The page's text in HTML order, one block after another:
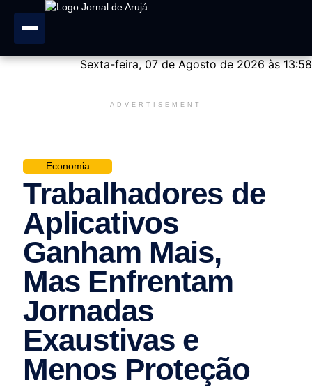
Sexta-feira, 07 de Agosto de 2026 às 13:58
ADVERTISEMENT
Economia
Trabalhadores de
Aplicativos
Ganham Mais,
Mas Enfrentam
Jornadas
Exaustivas e
Menos Proteção